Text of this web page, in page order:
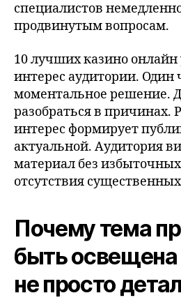
специалистов
продвинутым вопросам.
10 лучших казино
интерес аудитории. Один
моментальное решение.
разобраться в причинах.
интерес формирует
актуальной. Аудитория
материал без
отсутствия
Почему тема
быть освещена
не просто